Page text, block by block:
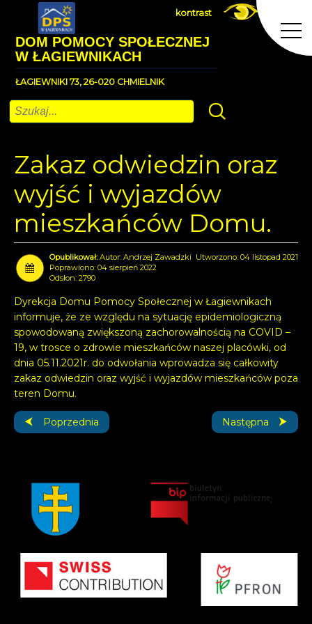
DOM POMOCY SPOŁECZNEJ
W ŁAGIEWNIKACH
ŁAGIEWNIKI 73, 26-020 CHMIELNIK
kontrast
Szukaj
Zakaz odwiedzin oraz
wyjść i wyjazdów
mieszkańców Domu.
Autor: Andrzej Zawadzki Utworzono: 04 listopad 2021
Poprawiono: 04 sierpień 2022
Odsłon: 2790
Dyrekcja Domu Pomocy Społecznej w Łagiewnikach
informuje, że ze względu na sytuację epidemiologiczną
spowodowaną zwiększoną zachorowalnością na COVID –
19, w trosce o zdrowie mieszkańców naszej placówki, od
dnia 05.11.2021r. do odwołania wprowadza się całkowity
zakaz odwiedzin oraz wyjść i wyjazdów mieszkańców poza
teren Domu.
Poprzednia strona: OGŁOSZENIE.
Poprzednia Następna strona:
Następna